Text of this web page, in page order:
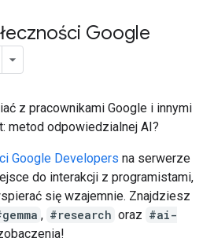
Google
z pracownikami Google i innymi
metod odpowiedzialnej AI?
Google Developers na serwerze
do interakcji z programistami,
się wzajemnie. Znajdziesz
, #research oraz #ai-